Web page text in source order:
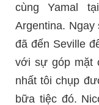
cùng Yamal
Argentina.
đã đến Seville
với sự góp mặt
nhất tôi chụp
bữa tiệc đó.